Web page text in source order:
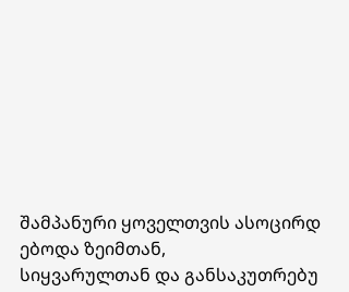
შამპანური ყოველთვის ასოცირდ
ებოდა ზეიმთან,
სიყვარულთან და განსაკუთრებუ